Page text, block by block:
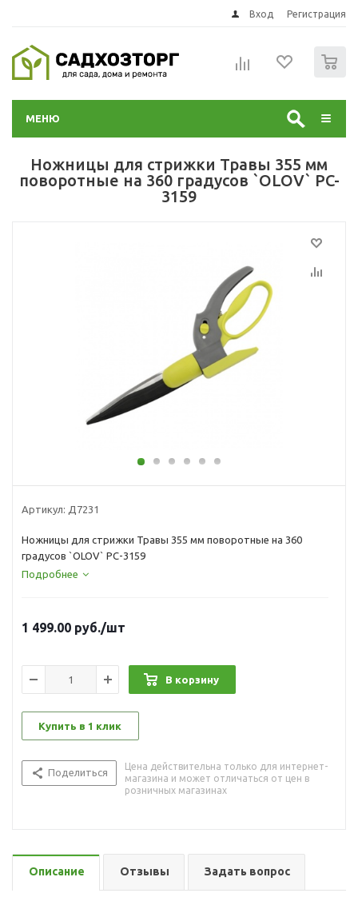
Вход Регистрация
МЕНЮ
Ножницы для стрижки Травы 355 мм
поворотные на 360 градусов `OLOV` PC-
3159
Артикул: Д7231
Ножницы для стрижки Травы 355 мм поворотные на 360
градусов `OLOV` PC-3159
Подробнее
1 499.00 руб./шт
В корзину
Купить в 1 клик
Поделиться
Цена действительна только для интернет-
магазина и может отличаться от цен в
розничных магазинах
Описание Отзывы Задать вопрос